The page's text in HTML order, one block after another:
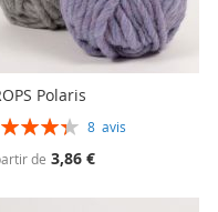
Polaris
8 avis
de 3,86 €